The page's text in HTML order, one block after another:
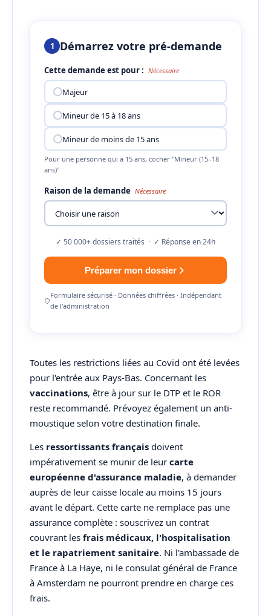
1 Démarrez votre pré-demande
Cette demande est pour : Nécessaire
Majeur
Mineur de 15 à 18 ans
Mineur de moins de 15 ans
Pour une personne qui a 15 ans, cocher "Mineur (15–18
ans)"
Raison de la demande Nécessaire
✓ 50 000+ dossiers traités · ✓ Réponse en 24h
Préparer mon dossier
Formulaire sécurisé · Données chiffrées · Indépendant
de l'administration
Toutes les restrictions liées au Covid ont été levées
pour l'entrée aux Pays-Bas. Concernant les
vaccinations, être à jour sur le DTP et le ROR
reste recommandé. Prévoyez également un anti-
moustique selon votre destination finale.
Les ressortissants français doivent
impérativement se munir de leur carte
européenne d'assurance maladie, à demander
auprès de leur caisse locale au moins 15 jours
avant le départ. Cette carte ne remplace pas une
assurance complète : souscrivez un contrat
couvrant les frais médicaux, l'hospitalisation
et le rapatriement sanitaire. Ni l'ambassade de
France à La Haye, ni le consulat général de France
à Amsterdam ne pourront prendre en charge ces
frais.